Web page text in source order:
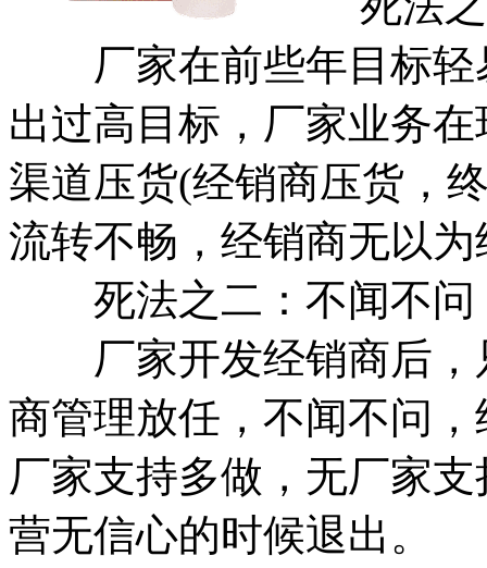
厂家在前些年目标轻
出过高目标，厂家业务
渠道压货(经销商压货，
流转不畅，经销商无以
死法之二：不闻不问
厂家开发经销商后，
商管理放任，不闻不问
厂家支持多做，无厂家
营无信心的时候退出。